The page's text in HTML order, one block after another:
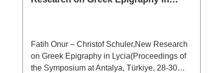
Fatih Onur – Christof Schuler,New Research
on Greek Epigraphy in Lycia(Proceedings of
the Symposium at Antalya, Türkiye, 28-30